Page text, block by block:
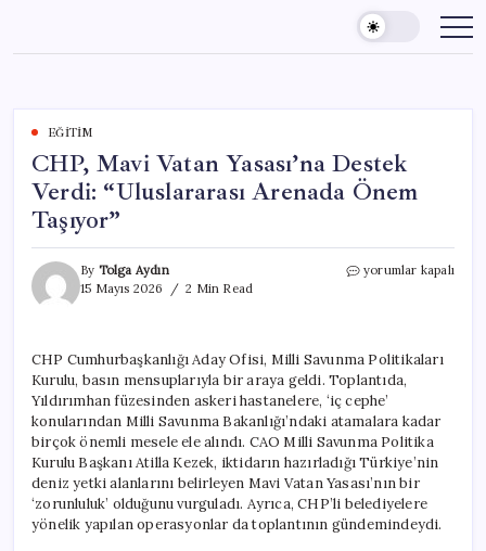
content
EĞITIM
CHP, Mavi Vatan Yasası’na Destek
Verdi: “Uluslararası Arenada Önem
Taşıyor”
By Tolga Aydın
15 Mayıs 2026
2 Min Read
CHP,
Verdi:
“Uluslararası
Arenada
Önem
Taşıyor”
için
yorumlar kapalı
CHP Cumhurbaşkanlığı Aday Ofisi, Milli Savunma Politikaları
Kurulu, basın mensuplarıyla bir araya geldi. Toplantıda,
Yıldırımhan füzesinden askeri hastanelere, ‘iç cephe’
konularından Milli Savunma Bakanlığı’ndaki atamalara kadar
birçok önemli mesele ele alındı. CAO Milli Savunma Politika
Kurulu Başkanı Atilla Kezek, iktidarın hazırladığı Türkiye’nin
deniz yetki alanlarını belirleyen Mavi Vatan Yasası’nın bir
‘zorunluluk’ olduğunu vurguladı. Ayrıca, CHP’li belediyelere
yönelik yapılan operasyonlar da toplantının gündemindeydi.